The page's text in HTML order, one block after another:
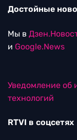
Достойные
Мы в
и Google.News
Уведомление об
технологий
RTVI в соцсетях